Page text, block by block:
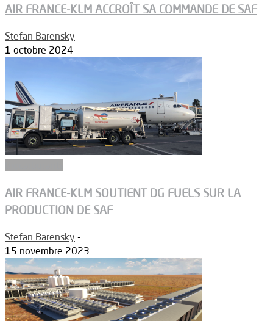
AIR FRANCE-KLM ACCROÎT SA COMMANDE DE SAF
Stefan Barensky -
1 octobre 2024
AIR FRANCE-KLM SOUTIENT DG FUELS SUR LA
PRODUCTION DE SAF
Stefan Barensky -
15 novembre 2023